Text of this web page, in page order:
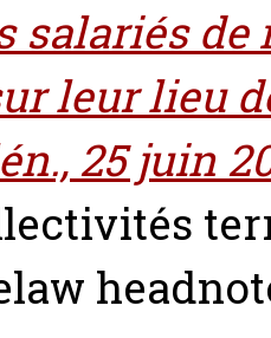
salariés
leur lieu
25 juin